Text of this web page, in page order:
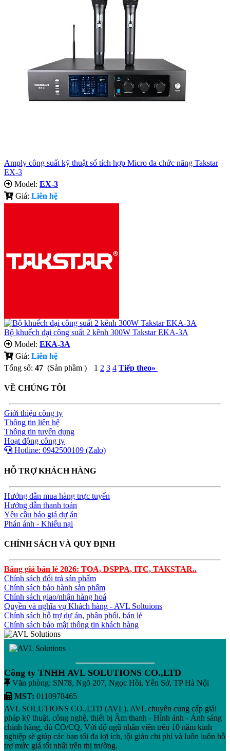
Amply công suất kỹ thuật số tích hợp Micro đa chức năng Takstar
EX-3
Model: EX-3
Giá: Liên hệ
Bộ khuếch đại công suất 2 kênh 300W Takstar EKA-3A
Model: EKA-3A
Giá: Liên hệ
Tổng số: 47 (Sản phầm ) 1 2 3 4 Tiếp theo»
VỀ CHÚNG TÔI
Giới thiệu công ty
Thông tin liên hệ
Thông tin tuyển dụng
Hoạt động công ty
Hotline: 0942500109 (Zalo)
HỖ TRỢ KHÁCH HÀNG
Hướng dẫn mua hàng trực tuyến
Hướng dẫn thanh toán
Yêu cầu báo giá dự án
Phán ánh - Khiếu nại
CHÍNH SÁCH VÀ QUY ĐỊNH
Bảng giá bán lẻ 2026: TOA, DSPPA, ITC, TAKSTAR..
Chính sách đổi trả sản phẩm
Chính sách bảo hành sản phẩm
Chính sách giao/nhận hàng hoá
Quyền và nghĩa vụ Khách hàng - AVL Soltuions
Chính sách hỗ trợ dự án, phân phối, bán lẻ
Chính sách bảo mật thông tin khách hàng
Công ty TNHH AVL SOLUTIONS CO.,LTD
Văn phòng: SN78, Ngõ 207, Ngọc Hồi, Yên Sở, TP Hà Nội
MST: 0110978465
AVL SOLUTIONS CO.,LTD (AVL). AVL chuyên cung cấp giải
pháp kỹ thuật, công nghệ, thiết bị Âm thanh - Hình ảnh - Ánh sáng
chính hãng, đủ CO/CQ, Với độ ngũ nhân viên trên 10 năm kinh
nghiệp sẽ giúp các bạn tối đa lợi ích, tội giản chi phí và luôn luôn hỗ
trợ mức giá tốt nhất trên thị trường.